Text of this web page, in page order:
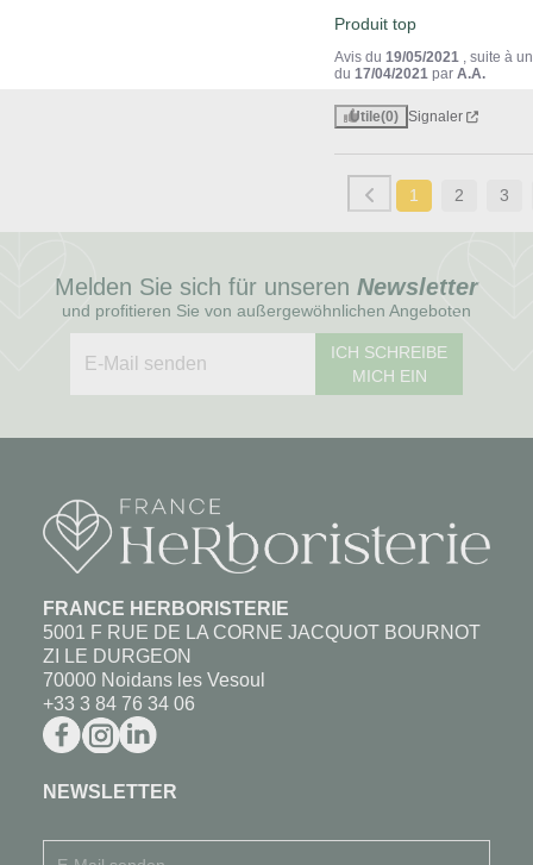
Produit top
Avis du19/05/2021 , suite à
du17/04/2021 parA.A.
Utile(0) Signaler
1 2 3
Melden Sie sich für unseren Newsletter
und profitieren Sie von außergewöhnlichen Angeboten
ICH SCHREIBE
MICH EIN
FRANCE HERBORISTERIE
5001 F RUE DE LA CORNE JACQUOT BOURNOT
ZI LE DURGEON
70000 Noidans les Vesoul
+33 3 84 76 34 06
NEWSLETTER